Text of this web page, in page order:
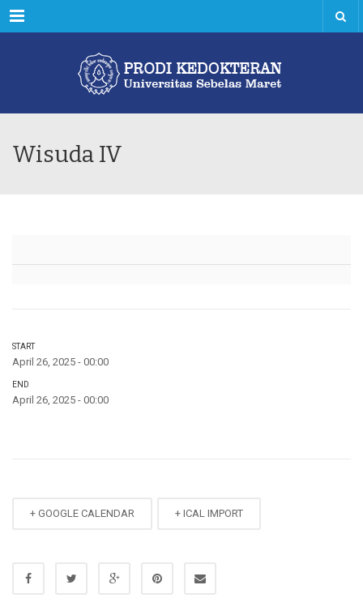
Menu
Wisuda IV
START
April 26, 2025 - 00:00
END
April 26, 2025 - 00:00
+ GOOGLE CALENDAR + ICAL IMPORT